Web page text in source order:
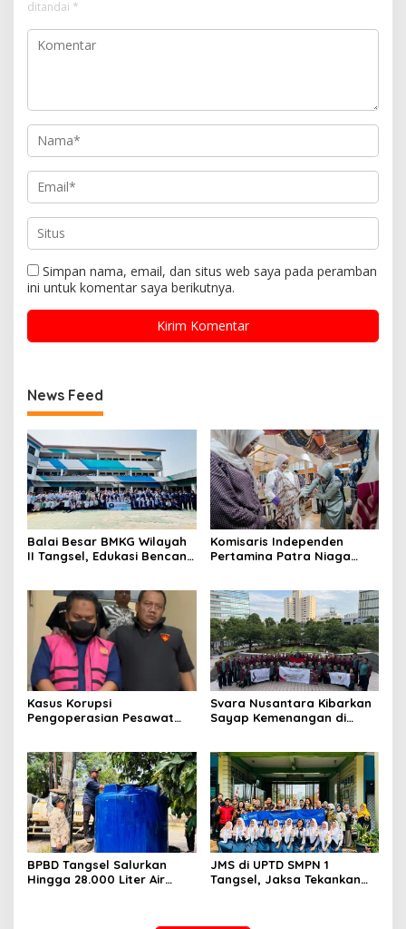
ditandai *
Simpan nama, email, dan situs web saya pada peramban
ini untuk komentar saya berikutnya.
News Feed
Balai Besar BMKG Wilayah
II Tangsel, Edukasi Bencana
23
Komisaris Independen
Pertamina Patra Niaga
Sentuhan Kemanusiaan dan
Keberlanjutan
Kasus Korupsi
Pengoperasian Pesawat
Tersangka
Svara Nusantara Kibarkan
Sayap Kemenangan di
BPBD Tangsel Salurkan
Hingga 28.000 Liter Air
JMS di UPTD SMPN 1
Tangsel, Jaksa Tekankan